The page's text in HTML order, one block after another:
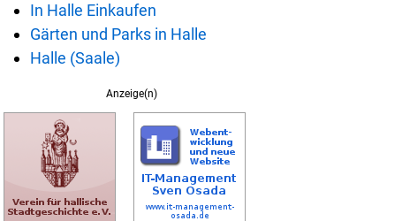
In Halle Einkaufen
Gärten und Parks in Halle
Halle (Saale)
Anzeige(n)